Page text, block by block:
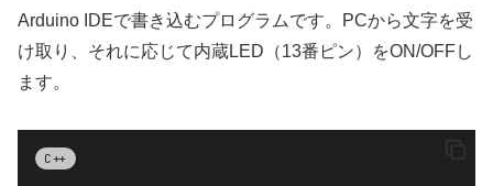
Arduino IDEで書き込むプログラムです。PCから文字を受
け取り、それに応じて内蔵LED（13番ピン）をON/OFFし
ます。
C++